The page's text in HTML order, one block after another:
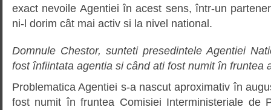
exact nevoile Agentiei în acest sens, într-un
ni-l dorim cât mai activ si la nivel national.
Domnule Chestor, sunteti presedintele Agentiei
fost înfiintata agentia si când ati fost numit în fruntea
Problematica Agentiei s-a nascut aproximativ în
fost numit în fruntea Comisiei Interministeriale de